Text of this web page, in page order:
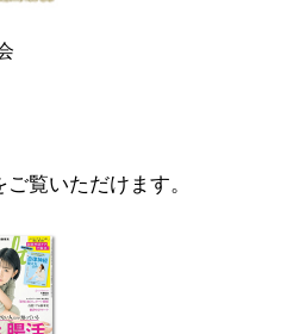
覧いただけます。